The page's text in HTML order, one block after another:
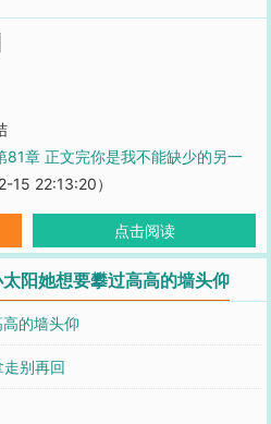
81章 正文完你是我不能缺少的另一
15 22:13:20）
点击阅读
太阳她想要攀过高高的墙头仰
的墙头仰
别再回